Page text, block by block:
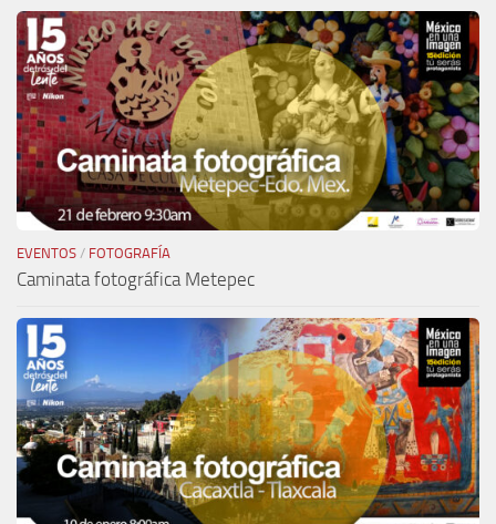
EVENTOS / FOTOGRAFÍA
Caminata fotográfica Metepec